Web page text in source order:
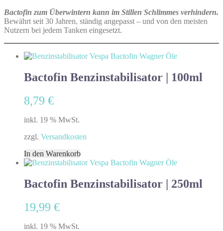
Bactofin zum Überwintern kann im Stillen Schlimmes verhindern.
Bewährt seit 30 Jahren, ständig angepasst – und von den meisten
Nutzern bei jedem Tanken eingesetzt.
Bactofin Benzinstabilisator | 100ml
8,79 €
inkl. 19 % MwSt.
zzgl. Versandkosten
In den Warenkorb
Bactofin Benzinstabilisator | 250ml
19,99 €
inkl. 19 % MwSt.